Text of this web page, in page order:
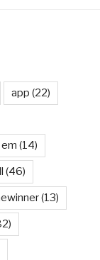
app (22)
em (14)
(46)
(13)